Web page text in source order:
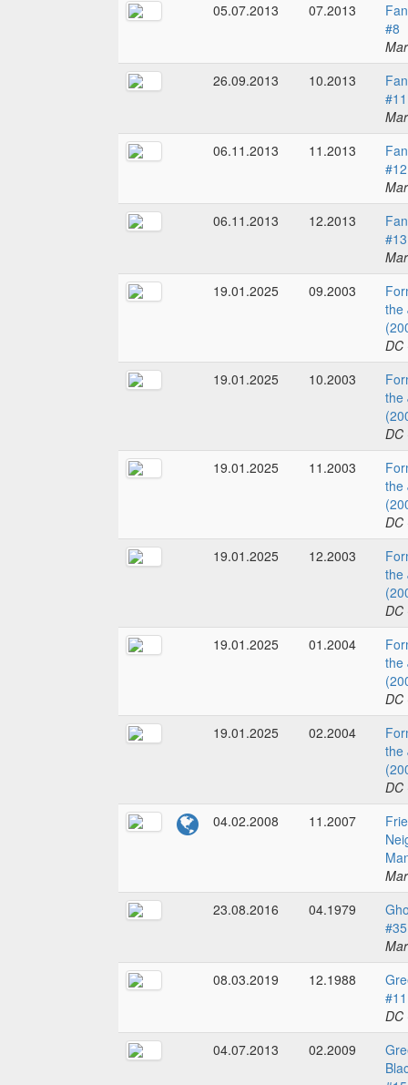
05.07.2013
07.2013
#8
26.09.2013
10.2013
#11
06.11.2013
11.2013
#12
06.11.2013
12.2013
#13
19.01.2025
09.2003
the
DC
19.01.2025
10.2003
the
DC
19.01.2025
11.2003
the
DC
19.01.2025
12.2003
the
DC
19.01.2025
01.2004
the
DC
19.01.2025
02.2004
the
DC
04.02.2008
11.2007
23.08.2016
04.1979
#35
08.03.2019
12.1988
#11
DC
04.07.2013
02.2009